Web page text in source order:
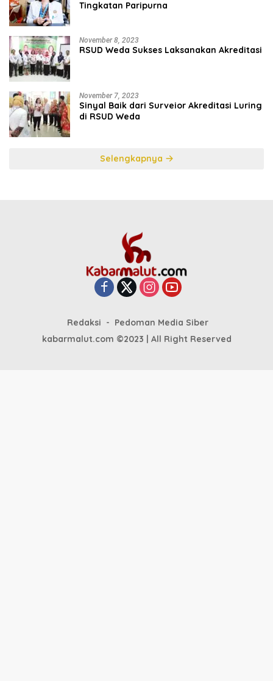
Tingkatan Paripurna
November 8, 2023
RSUD Weda Sukses Laksanakan Akreditasi
November 7, 2023
Sinyal Baik dari Surveior Akreditasi Luring
di RSUD Weda
Selengkapnya
Redaksi
Pedoman Media Siber
kabarmalut.com ©2023 | All Right Reserved